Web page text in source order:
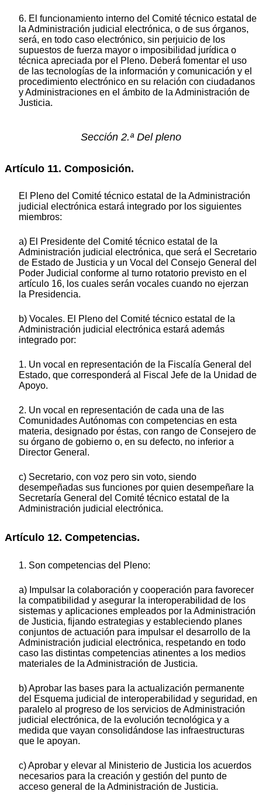
6. El funcionamiento interno del Comité técnico estatal de
la Administración judicial electrónica, o de sus órganos,
será, en todo caso electrónico, sin perjuicio de los
supuestos de fuerza mayor o imposibilidad jurídica o
técnica apreciada por el Pleno. Deberá fomentar el uso
de las tecnologías de la información y comunicación y el
procedimiento electrónico en su relación con ciudadanos
y Administraciones en el ámbito de la Administración de
Justicia.
Sección 2.ª Del pleno
Artículo 11. Composición.
El Pleno del Comité técnico estatal de la Administración
judicial electrónica estará integrado por los siguientes
miembros:
a) El Presidente del Comité técnico estatal de la
Administración judicial electrónica, que será el Secretario
de Estado de Justicia y un Vocal del Consejo General del
Poder Judicial conforme al turno rotatorio previsto en el
artículo 16, los cuales serán vocales cuando no ejerzan
la Presidencia.
b) Vocales. El Pleno del Comité técnico estatal de la
Administración judicial electrónica estará además
integrado por:
1. Un vocal en representación de la Fiscalía General del
Estado, que corresponderá al Fiscal Jefe de la Unidad de
Apoyo.
2. Un vocal en representación de cada una de las
Comunidades Autónomas con competencias en esta
materia, designado por éstas, con rango de Consejero de
su órgano de gobierno o, en su defecto, no inferior a
Director General.
c) Secretario, con voz pero sin voto, siendo
desempeñadas sus funciones por quien desempeñare la
Secretaría General del Comité técnico estatal de la
Administración judicial electrónica.
Artículo 12. Competencias.
1. Son competencias del Pleno:
a) Impulsar la colaboración y cooperación para favorecer
la compatibilidad y asegurar la interoperabilidad de los
sistemas y aplicaciones empleados por la Administración
de Justicia, fijando estrategias y estableciendo planes
conjuntos de actuación para impulsar el desarrollo de la
Administración judicial electrónica, respetando en todo
caso las distintas competencias atinentes a los medios
materiales de la Administración de Justicia.
b) Aprobar las bases para la actualización permanente
del Esquema judicial de interoperabilidad y seguridad, en
paralelo al progreso de los servicios de Administración
judicial electrónica, de la evolución tecnológica y a
medida que vayan consolidándose las infraestructuras
que le apoyan.
c) Aprobar y elevar al Ministerio de Justicia los acuerdos
necesarios para la creación y gestión del punto de
acceso general de la Administración de Justicia.